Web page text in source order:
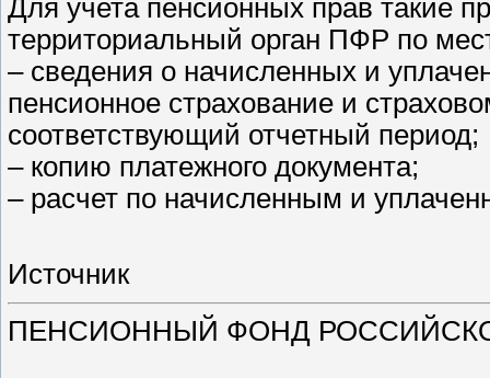
Для учета пенсионных прав такие
территориальный орган ПФР по
– сведения о начисленных и
пенсионное страхование и
соответствующий отчетный период;
– копию платежного документа;
– расчет по начисленным и
Источник
ПЕНСИОННЫЙ ФОНД